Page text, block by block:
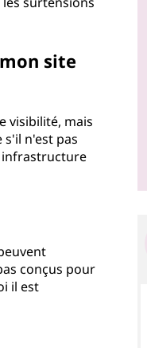
site
visibilité, mais
n'est pas
infrastructure
conçus pour
il est